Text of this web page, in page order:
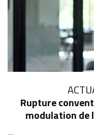
Rupture
modulation de